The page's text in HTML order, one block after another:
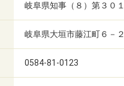
岐阜県知事（８）第３０
岐阜県大垣市藤江町６－
0584-81-0123